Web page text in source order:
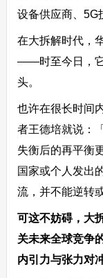
设备供应商、5G
在大拆解时代，
——时至今日，它
头。
也许在很长时间
者王德培就说：
失衡后的再平衡
国家或个人发出
流，并不能逆转
可这不妨碍，大
关未来全球竞争
内引力与张力对